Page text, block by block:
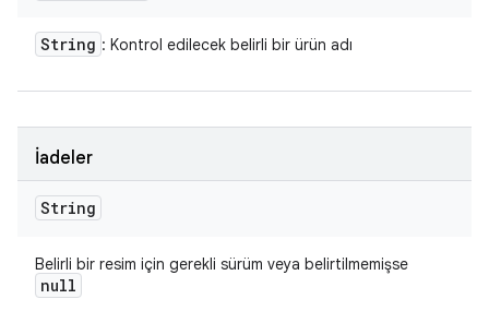
String : Kontrol edilecek belirli bir ürün adı
İadeler
String
Belirli bir resim için gerekli sürüm veya belirtilmemişse
null